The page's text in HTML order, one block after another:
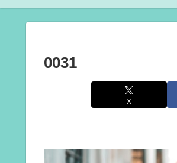
0031
X